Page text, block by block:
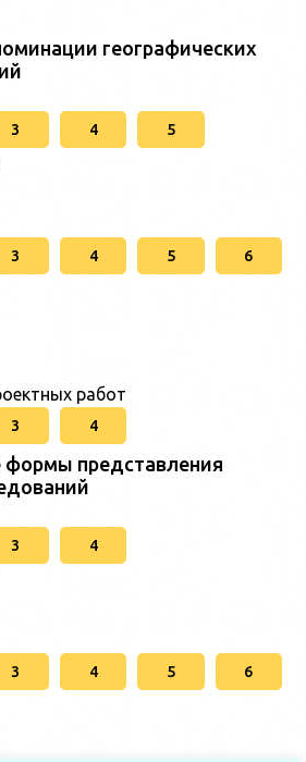
географических
3 4 5
3 4 5 6
работ
3 4
формы представления
3 4
3 4 5 6